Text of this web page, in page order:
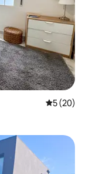
5 af 5 í
5 (20)